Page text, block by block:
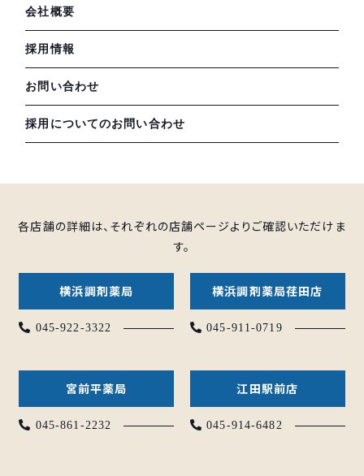
会社概要
採用情報
お問い合わせ
採用についてのお問い合わせ
各店舗の詳細は、それぞれの店舗ページよりご確認いただけま
す。
横浜調剤薬局
045-922-3322
横浜調剤薬局荏田店
045-911-0719
宮前平薬局
045-861-2232
江田駅前店
045-914-6482